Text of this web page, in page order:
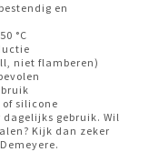
en
°C
niet flamberen)
silicone
gebruik. Wil
Kijk dan zeker